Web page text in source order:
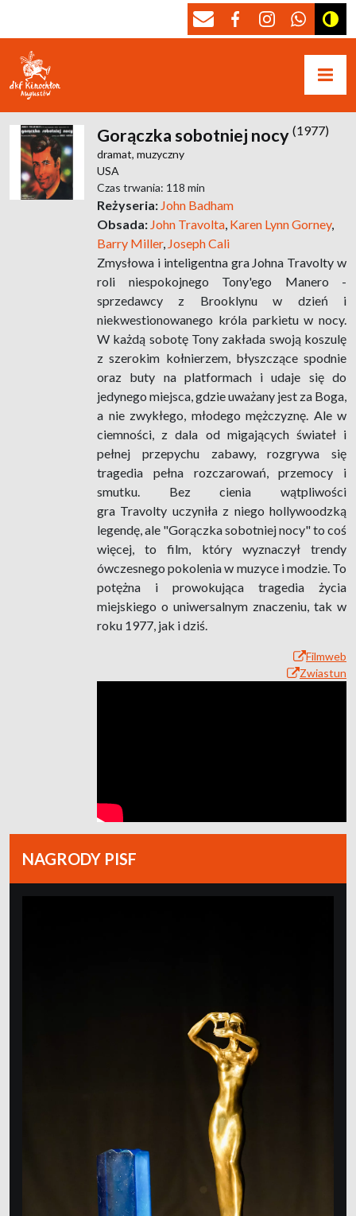
Gorączka sobotniej nocy (1977)
dramat, muzyczny
USA
Czas trwania: 118 min
Reżyseria: John Badham
Obsada: John Travolta Karen Lynn Gorney,
Barry Miller, Joseph Cali
Zmysłowa i inteligentna gra Johna Travolty w
roli niespokojnego Tony'ego Manero -
sprzedawcy z Brooklynu w dzień i
niekwestionowanego króla parkietu w nocy.
W każdą sobotę Tony zakłada swoją koszulę
z szerokim kołnierzem, błyszczące spodnie
oraz buty na platformach i udaje się do
jedynego miejsca, gdzie uważany jest za Boga,
a nie zwykłego, młodego mężczyznę. Ale w
ciemności, z dala od migających świateł i
pełnej przepychu zabawy, rozgrywa się
tragedia pełna rozczarowań, przemocy i
smutku. Bez cienia wątpliwości
gra Travolty uczyniła z niego hollywoodzką
legendę, ale "Gorączka sobotniej nocy" to coś
więcej, to film, który wyznaczył trendy
ówczesnego pokolenia w muzyce i modzie. To
potężna i prowokująca tragedia życia
miejskiego o uniwersalnym znaczeniu, tak w
roku 1977, jak i dziś.
Filmweb
Zwiastun
NAGRODY PISF